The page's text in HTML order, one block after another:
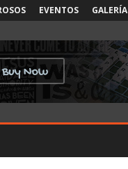
EVENTOS GALERÍA